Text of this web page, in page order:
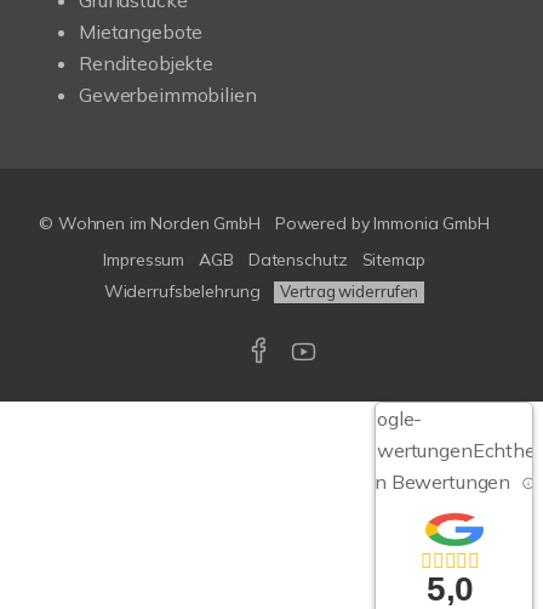
Mietangebote
Renditeobjekte
Gewerbeimmobilien
© Wohnen im Norden GmbH Powered by Immonia GmbH
Impressum
AGB Datenschutz
Sitemap
Widerrufsbelehrung
Vertrag widerrufen
Google-
Bewertungen
von Bewertungen
5,0